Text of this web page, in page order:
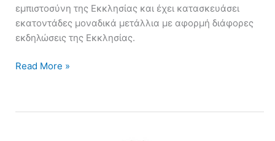
εμπιστοσύνη της Εκκλησίας και έχει κατασκευάσει
εκατοντάδες μοναδικά μετάλλια με αφορμή διάφορες
εκδηλώσεις της Εκκλησίας.
Read More »